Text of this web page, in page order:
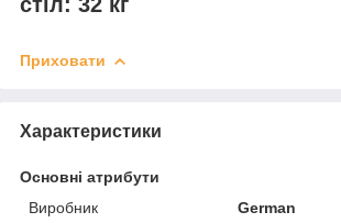
Приховати
Характеристики
Основні атрибути
Виробник
German